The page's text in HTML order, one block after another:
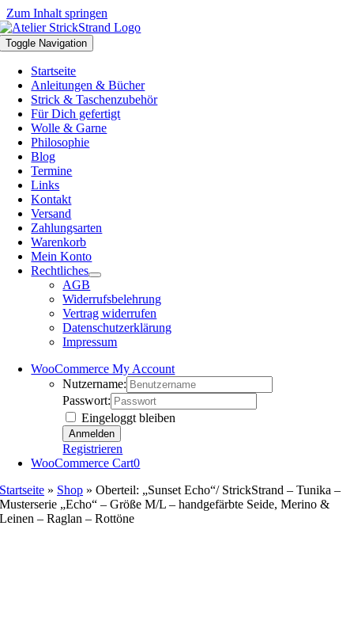
Zum Inhalt springen
Toggle Navigation
Startseite
Anleitungen & Bücher
Strick & Taschenzubehör
Für Dich gefertigt
Wolle & Garne
Philosophie
Blog
Termine
Links
Kontakt
Versand
Zahlungsarten
Warenkorb
Mein Konto
Rechtliches
AGB
Widerrufsbelehrung
Vertrag widerrufen
Datenschutzerklärung
Impressum
WooCommerce My Account
Nutzername:
Passwort:
Eingeloggt bleiben
Registrieren
WooCommerce Cart0
Startseite » Shop »Oberteil: „Sunset Echo“/ StrickStrand – Tunika –
Musterserie „Echo“ – Größe M/L – handgefärbte Seide, Merino &
Leinen – Raglan – Rottöne